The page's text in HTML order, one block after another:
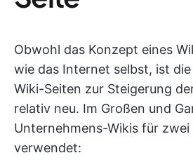
Obwohl das Konzept eines
wie das Internet selbst, ist
Wiki-Seiten zur Steigerung
relativ neu. Im Großen und
Unternehmens-Wikis für
verwendet: